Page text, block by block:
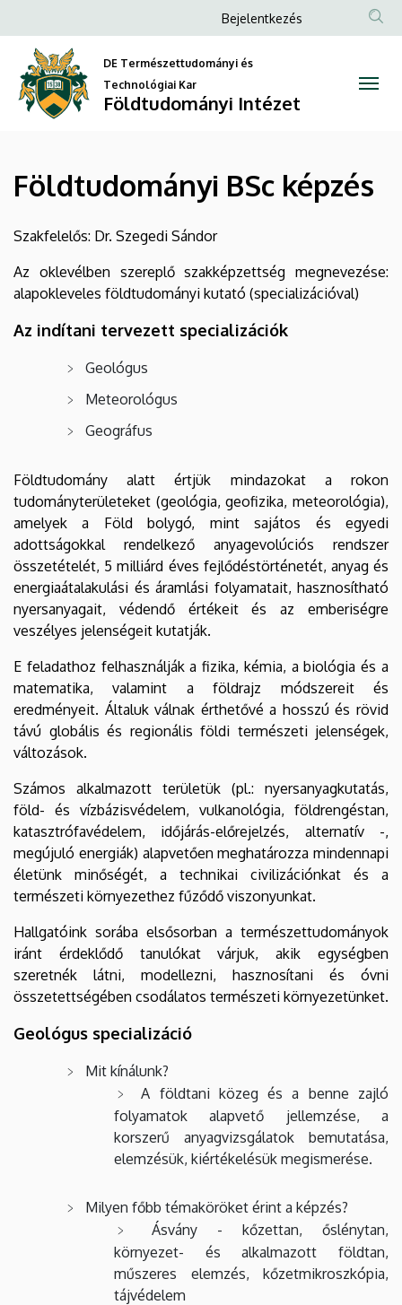
BSc
képzés
Földtudományi
Intézet
a
tartalomra
Anonim
fiók
menüje
Bejelentkezés
DE Természettudományi és
Technológiai Kar
Földtudományi Intézet
Földtudományi BSc képzés
Szakfelelős: Dr. Szegedi Sándor
Az oklevélben szereplő szakképzettség megnevezése:
alapokleveles földtudományi kutató (specializációval)
Az indítani tervezett specializációk
Geológus
Meteorológus
Geográfus
Földtudomány alatt értjük mindazokat a rokon
tudományterületeket (geológia, geofizika, meteorológia),
amelyek a Föld bolygó, mint sajátos és egyedi
adottságokkal rendelkező anyagevolúciós rendszer
összetételét, 5 milliárd éves fejlődéstörténetét, anyag és
energiaátalakulási és áramlási folyamatait, hasznosítható
nyersanyagait, védendő értékeit és az emberiségre
veszélyes jelenségeit kutatják.
E feladathoz felhasználják a fizika, kémia, a biológia és a
matematika, valamint a földrajz módszereit és
eredményeit. Általuk válnak érthetővé a hosszú és rövid
távú globális és regionális földi természeti jelenségek,
változások.
Számos alkalmazott területük (pl.: nyersanyagkutatás,
föld- és vízbázisvédelem, vulkanológia, földrengéstan,
katasztrófavédelem, időjárás-előrejelzés, alternatív -,
megújuló energiák) alapvetően meghatározza mindennapi
életünk minőségét, a technikai civilizációnkat és a
természeti környezethez fűződő viszonyunkat.
Hallgatóink sorába elsősorban a természettudományok
iránt érdeklődő tanulókat várjuk, akik egységben
szeretnék látni, modellezni, hasznosítani és óvni
összetettségében csodálatos természeti környezetünket.
Geológus specializáció
Mit kínálunk?
A földtani közeg és a benne zajló
folyamatok alapvető jellemzése, a
korszerű anyagvizsgálatok bemutatása,
elemzésük, kiértékelésük megismerése.
Milyen főbb témaköröket érint a képzés?
Ásvány - kőzettan, őslénytan,
környezet- és alkalmazott földtan,
műszeres elemzés, kőzetmikroszkópia,
tájvédelem